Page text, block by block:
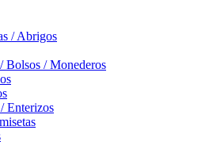
/ Abrigos
Bolsos / Monederos
Enterizos